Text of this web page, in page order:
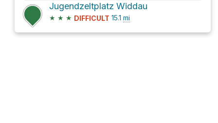
Jugendzeltplatz Widdau
★ ★ ★ DIFFICULT 15.1 mi